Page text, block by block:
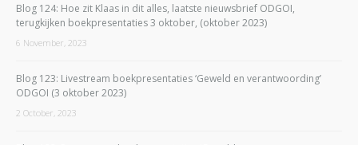
Blog 124: Hoe zit Klaas in dit alles, laatste nieuwsbrief ODGOI,
terugkijken boekpresentaties 3 oktober, (oktober 2023)
6 November, 2023
Blog 123: Livestream boekpresentaties ‘Geweld en verantwoording’
ODGOI (3 oktober 2023)
2 October, 2023